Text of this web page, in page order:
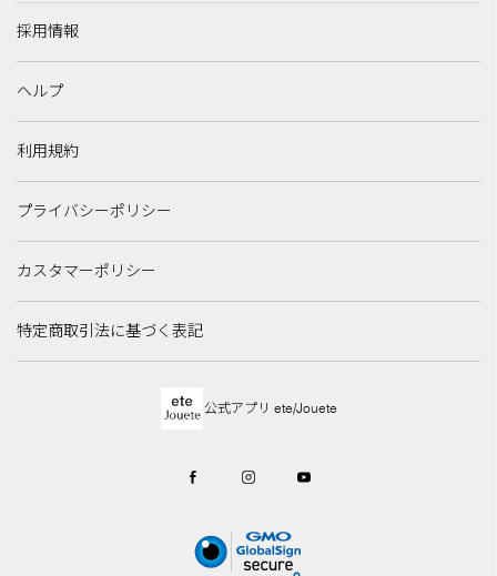
採用情報
ヘルプ
利用規約
プライバシーポリシー
カスタマーポリシー
特定商取引法に基づく表記
公式アプリ ete/Jouete